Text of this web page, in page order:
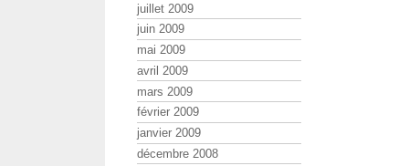
juillet 2009
juin 2009
mai 2009
avril 2009
mars 2009
février 2009
janvier 2009
décembre 2008